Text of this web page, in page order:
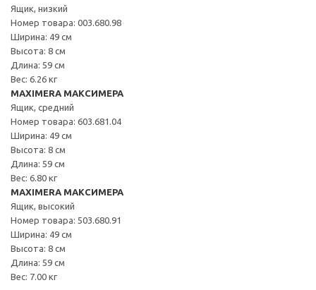
Ящик, низкий
Номер товара: 003.680.98
Ширина: 49 см
Высота: 8 см
Длина: 59 см
Вес: 6.26 кг
MAXIMERA МАКСИМЕРА
Ящик, средний
Номер товара: 603.681.04
Ширина: 49 см
Высота: 8 см
Длина: 59 см
Вес: 6.80 кг
MAXIMERA МАКСИМЕРА
Ящик, высокий
Номер товара: 503.680.91
Ширина: 49 см
Высота: 8 см
Длина: 59 см
Вес: 7.00 кг